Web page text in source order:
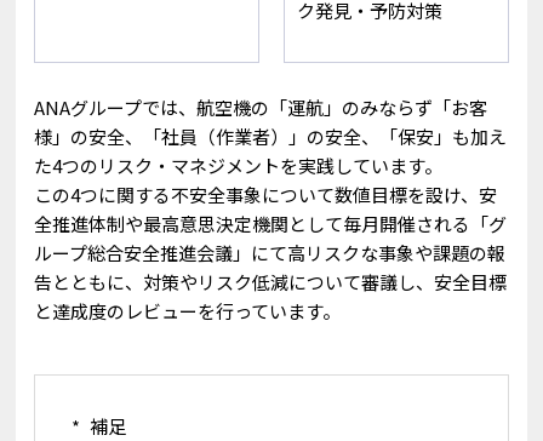
ク発見・予防対策
ANAグループでは、航空機の「運航」のみならず「お客
様」の安全、「社員（作業者）」の安全、「保安」も加え
た4つのリスク・マネジメントを実践しています。
この4つに関する不安全事象について数値目標を設け、安
全推進体制や最高意思決定機関として毎月開催される「グ
ループ総合安全推進会議」にて高リスクな事象や課題の報
告とともに、対策やリスク低減について審議し、安全目標
と達成度のレビューを行っています。
補足